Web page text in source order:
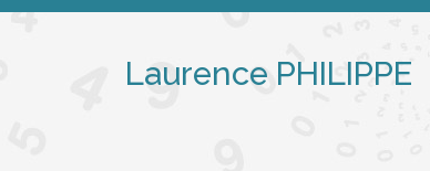
Laurence PHILIPPE